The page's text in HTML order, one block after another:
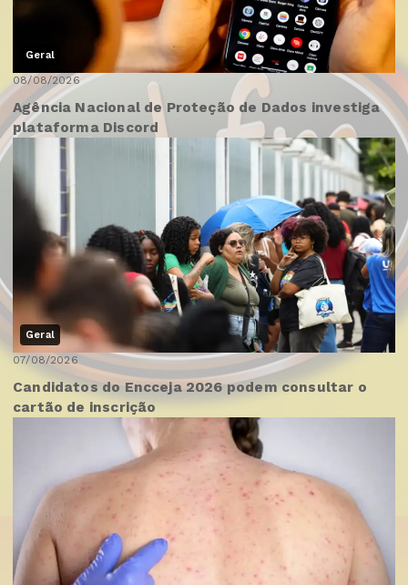
Geral
08/08/2026
Agência Nacional de Proteção de Dados investiga
plataforma Discord
Geral
07/08/2026
Candidatos do Encceja 2026 podem consultar o
cartão de inscrição